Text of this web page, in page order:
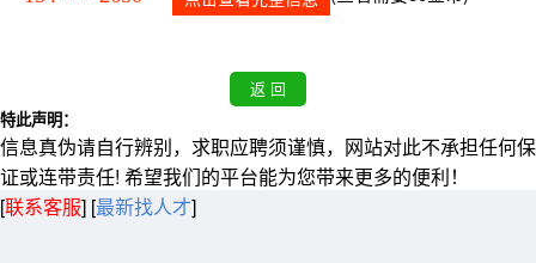
特此声明：
信息真伪请自行辨别，求职应聘须谨慎，网站对此不承担任何保
证或连带责任! 希望我们的平台能为您带来更多的便利！
[联系客服] [最新找人才]